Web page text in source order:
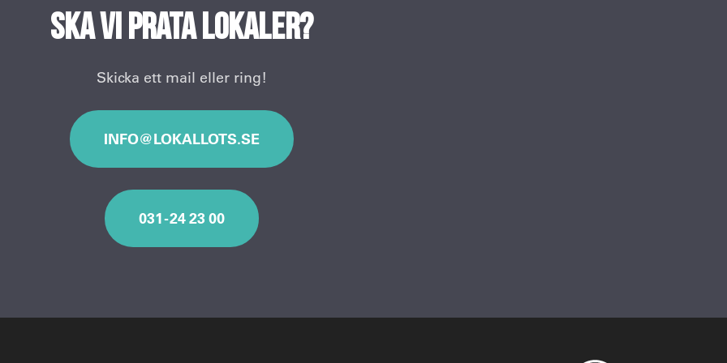
Ska vi prata lokaler?
Skicka ett mail eller ring!
INFO@LOKALLOTS.SE
031 - 24 23 00